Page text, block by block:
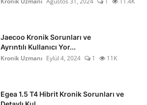
Jaecoo Kronik Sorunları ve
Ayrıntılı Kullanıcı Yor...
Kronik Uzmanı Eylül 4, 2024 1 11K
Egea 1.5 T4 Hibrit Kronik Sorunları ve